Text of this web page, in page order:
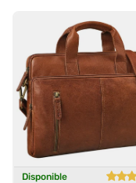
Disponible